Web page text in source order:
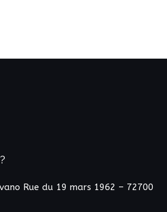
Rue du 19 mars 1962 – 72700